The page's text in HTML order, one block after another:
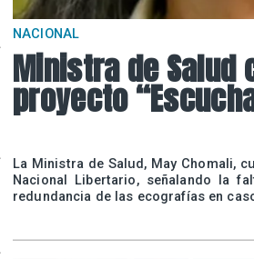
NACIONAL
Ministra de Salud
proyecto
La Ministra de Salud, May Chomali,
Nacional Libertario, señalando la
redundancia de las ecografías en